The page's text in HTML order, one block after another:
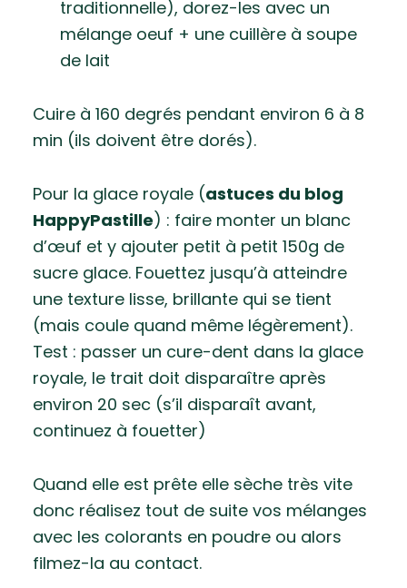
traditionnelle), dorez-les avec un
mélange oeuf + une cuillère à soupe
de lait
Cuire à 160 degrés pendant environ 6 à 8
min (ils doivent être dorés).
Pour la glace royale (astuces du blog
HappyPastille ) : faire monter un blanc
d’œuf et y ajouter petit à petit 150g de
sucre glace. Fouettez jusqu’à atteindre
une texture lisse, brillante qui se tient
(mais coule quand même légèrement).
Test : passer un cure-dent dans la glace
royale, le trait doit disparaître après
environ 20 sec (s’il disparaît avant,
continuez à fouetter)
Quand elle est prête elle sèche très vite
donc réalisez tout de suite vos mélanges
avec les colorants en poudre ou alors
filmez-la au contact.